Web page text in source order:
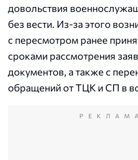
довольствия
без вести. Из-за этого
с пересмотром ранее
сроками рассмотрения
документов, а также с
обращений от ТЦК и СП в